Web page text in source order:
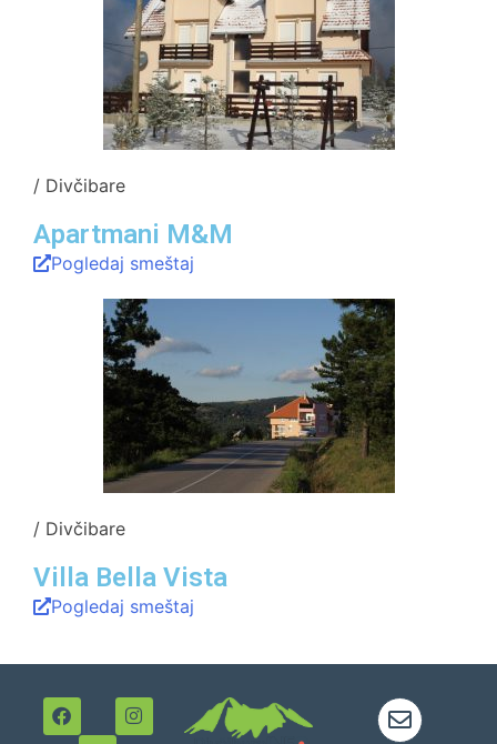
/ Divčibare
Apartmani M&M
Pogledaj smeštaj
/ Divčibare
Villa Bella Vista
Pogledaj smeštaj